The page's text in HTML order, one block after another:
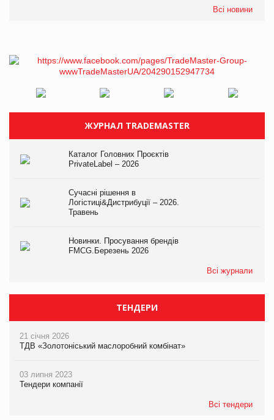
Всі новини
ЖУРНАЛ TRADEMASTER
Каталог Головних Проєктів
PrivateLabel – 2026
Сучасні рішення в
Логістиці&Дистрибуції – 2026.
Травень
Новинки. Просування брендів
FMCG.Березень 2026
Всі журнали
ТЕНДЕРИ
21 січня 2026
ТДВ «Золотоніський маслоробний комбінат»
03 липня 2023
Тендери компанії
Всі тендери